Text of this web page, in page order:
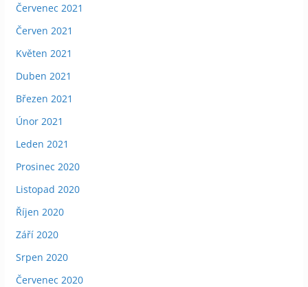
Červenec 2021
Červen 2021
Květen 2021
Duben 2021
Březen 2021
Únor 2021
Leden 2021
Prosinec 2020
Listopad 2020
Říjen 2020
Září 2020
Srpen 2020
Červenec 2020